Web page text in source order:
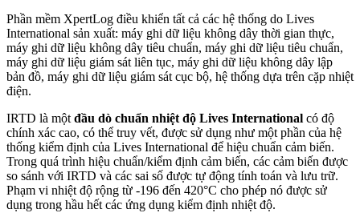
Phần mềm XpertLog điều khiển tất cả các hệ thống do Lives
International sản xuất: máy ghi dữ liệu không dây thời gian thực,
máy ghi dữ liệu không dây tiêu chuẩn, máy ghi dữ liệu tiêu chuẩn,
máy ghi dữ liệu giám sát liên tục, máy ghi dữ liệu không dây lập
bản đồ, máy ghi dữ liệu giám sát cục bộ, hệ thống dựa trên cặp nhiệt
điện.
IRTD là một đầu dò chuẩn nhiệt độ Lives International có độ
chính xác cao, có thể truy vết, được sử dụng như một phần của hệ
thống kiểm định của Lives International để hiệu chuẩn cảm biến.
Trong quá trình hiệu chuẩn/kiểm định cảm biến, các cảm biến được
so sánh với IRTD và các sai số được tự động tính toán và lưu trữ.
Phạm vi nhiệt độ rộng từ -196 đến 420°C cho phép nó được sử
dụng trong hầu hết các ứng dụng kiểm định nhiệt độ.